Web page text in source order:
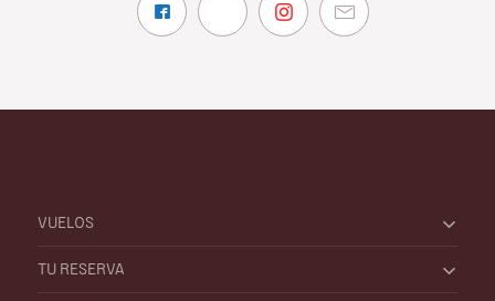
VUELOS
TU RESERVA